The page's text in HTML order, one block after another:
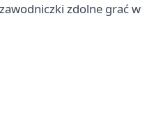
zdolne grać w